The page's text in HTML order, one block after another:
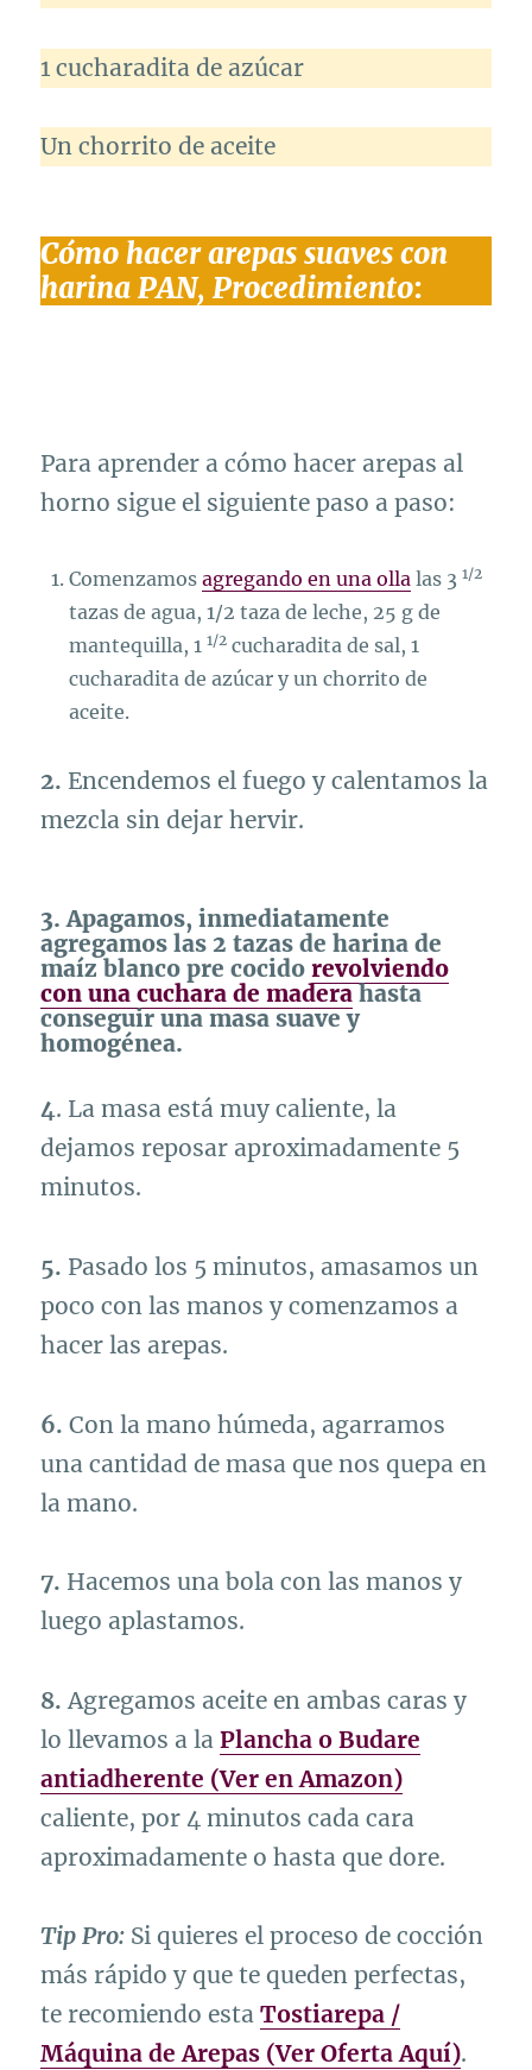
1 cucharadita de azúcar
Un chorrito de aceite
Cómo hacer arepas suaves con
harina PAN, Procedimiento:
Para aprender a cómo hacer arepas al
horno sigue el siguiente paso a paso:
Comenzamosagregando en una olla las 31/2
tazas de agua, 1/2 taza de leche, 25 g de
mantequilla, 11/2 cucharadita de sal, 1
cucharadita de azúcar y un chorrito de
aceite.
2. Encendemos el fuego y calentamos la
mezcla sin dejar hervir.
3. Apagamos, inmediatamente
agregamos las 2 tazas de harina de
maíz blanco pre cocidorevolviendo
con una cuchara de madera hasta
conseguir una masa suave y
homogénea.
4. La masa está muy caliente, la
dejamos reposar aproximadamente 5
minutos.
5. Pasado los 5 minutos, amasamos un
poco con las manos y comenzamos a
hacer las arepas.
6. Con la mano húmeda, agarramos
una cantidad de masa que nos quepa en
la mano.
7. Hacemos una bola con las manos y
luego aplastamos.
8. Agregamos aceite en ambas caras y
lo llevamos a laPlancha o Budare
antiadherente (Ver en Amazon)
caliente, por 4 minutos cada cara
aproximadamente o hasta que dore.
Tip Pro: Si quieres el proceso de cocción
más rápido y que te queden perfectas,
te recomiendo estaTostiarepa /
Máquina de Arepas (Ver Oferta Aquí).